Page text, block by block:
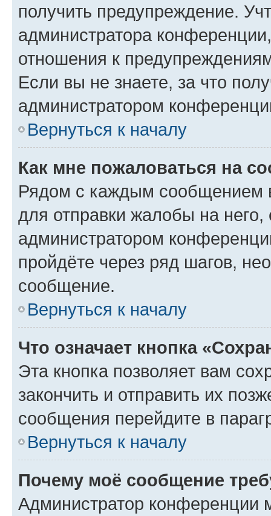
получить предупреждение.
администратора
отношения к
Если вы не знаете, за что
администратором
Вернуться к началу
Как мне пожаловаться на
Рядом с каждым сообщением
для отправки жалобы на
администратором
пройдёте через ряд шагов,
сообщение.
Вернуться к началу
Что означает кнопка
Эта кнопка позволяет вам
закончить и отправить их
сообщения перейдите в
Вернуться к началу
Почему моё сообщение
Администратор конференции